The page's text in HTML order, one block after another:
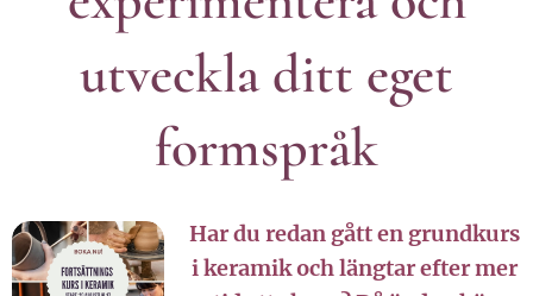
utveckla ditt eget
formspråk
Har du redan gått en grundkurs
i keramik och längtar efter mer